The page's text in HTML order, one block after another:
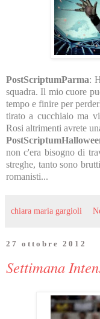
PostScriptumParma:
squadra. Il mio cuore
tempo e finire per
tirato a cucchiaio ma
Rosi altrimenti avrete
non c'era bisogno di
streghe, tanto sono
romanisti...
chiara maria gargioli
27 ottobre 2012
Settimana